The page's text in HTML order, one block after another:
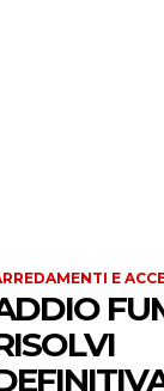
E